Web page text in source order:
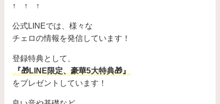
↑ ↑ ↑
公式LINEでは、様々な
チェロの情報を発信しています！
登録特典として、
『🎁LINE限定、豪華5大特典🎁』
をプレゼントしています！